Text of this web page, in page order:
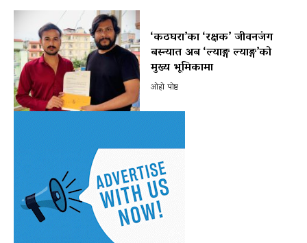
‘कठघरा’का ‘रक्षक’ जीवनजंग
बस्न्यात अब ‘ल्याङ्ग ल्याङ्ग’को
मुख्य भूमिकामा
ओहो पोष्ट